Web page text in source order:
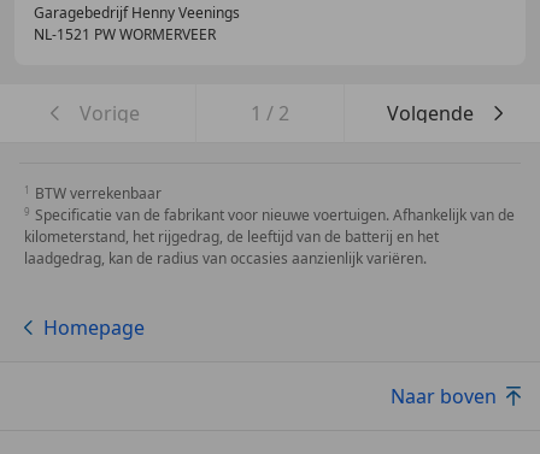
Garagebedrijf Henny Veenings
NL-1521 PW WORMERVEER
Vorige 1 / 2 Volgende
BTW verrekenbaar
Specificatie van de fabrikant voor nieuwe voertuigen. Afhankelijk van de
kilometerstand, het rijgedrag, de leeftijd van de batterij en het
laadgedrag, kan de radius van occasies aanzienlijk variëren.
Homepage
Naar boven